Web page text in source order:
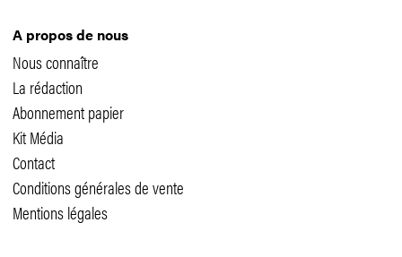
A propos de nous
Nous connaître
La rédaction
Abonnement papier
Kit Média
Contact
Conditions générales de vente
Mentions légales